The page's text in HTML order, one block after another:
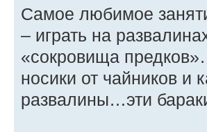
Самое любимое
– играть на
«сокровища
носики от чайников и
развалины…эти